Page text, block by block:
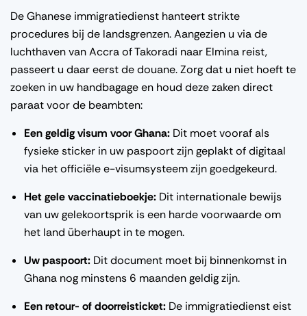
De Ghanese immigratiedienst hanteert strikte
procedures bij de landsgrenzen. Aangezien u via de
luchthaven van Accra of Takoradi naar Elmina reist,
passeert u daar eerst de douane. Zorg dat u niet hoeft te
zoeken in uw handbagage en houd deze zaken direct
paraat voor de beambten:
Een geldig visum voor Ghana: Dit moet vooraf als
fysieke sticker in uw paspoort zijn geplakt of digitaal
via het officiële e-visumsysteem zijn goedgekeurd.
Het gele vaccinatieboekje: Dit internationale bewijs
van uw gelekoortsprik is een harde voorwaarde om
het land überhaupt in te mogen.
Uw paspoort: Dit document moet bij binnenkomst in
Ghana nog minstens 6 maanden geldig zijn.
Een retour- of doorreisticket: De immigratiedienst eist